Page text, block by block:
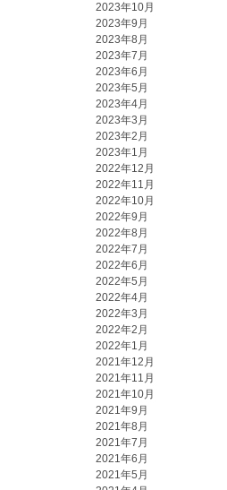
2023年10月
2023年9月
2023年8月
2023年7月
2023年6月
2023年5月
2023年4月
2023年3月
2023年2月
2023年1月
2022年12月
2022年11月
2022年10月
2022年9月
2022年8月
2022年7月
2022年6月
2022年5月
2022年4月
2022年3月
2022年2月
2022年1月
2021年12月
2021年11月
2021年10月
2021年9月
2021年8月
2021年7月
2021年6月
2021年5月